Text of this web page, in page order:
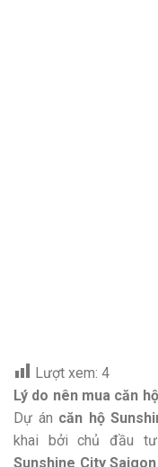
Lượt xem: 4
Lý do nên mua căn
Dự án căn hộ
khai bởi chủ đầu tư
Sunshine City Saigon